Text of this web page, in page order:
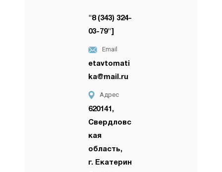
"8 (343) 324-
03-79"]
Email
etavtomati
ka@mail.ru
Адрес
620141,
Свердловс
кая
область,
г. Екатерин